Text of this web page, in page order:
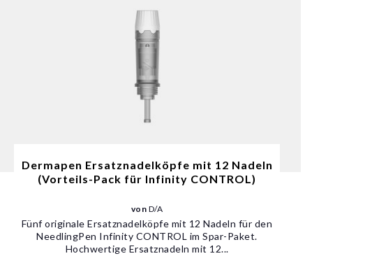
Dermapen Ersatznadelköpfe mit 12 Nadeln
(Vorteils-Pack für Infinity CONTROL)
von D/A
Fünf originale Ersatznadelköpfe mit 12 Nadeln für den
NeedlingPen Infinity CONTROL im Spar-Paket.
Hochwertige Ersatznadeln mit 12...